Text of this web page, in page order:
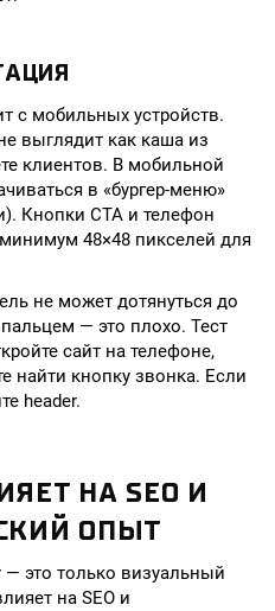
с мобильных устройств.
выглядит как каша из
клиентов. В мобильной
в «бургер-меню»
Кнопки CTA и телефон
48×48 пикселей для
не может дотянуться до
— это плохо. Тест
сайт на телефоне,
найти кнопку звонка. Если
header.
НА SEO И
ОПЫТ
— это только визуальный
на SEO и